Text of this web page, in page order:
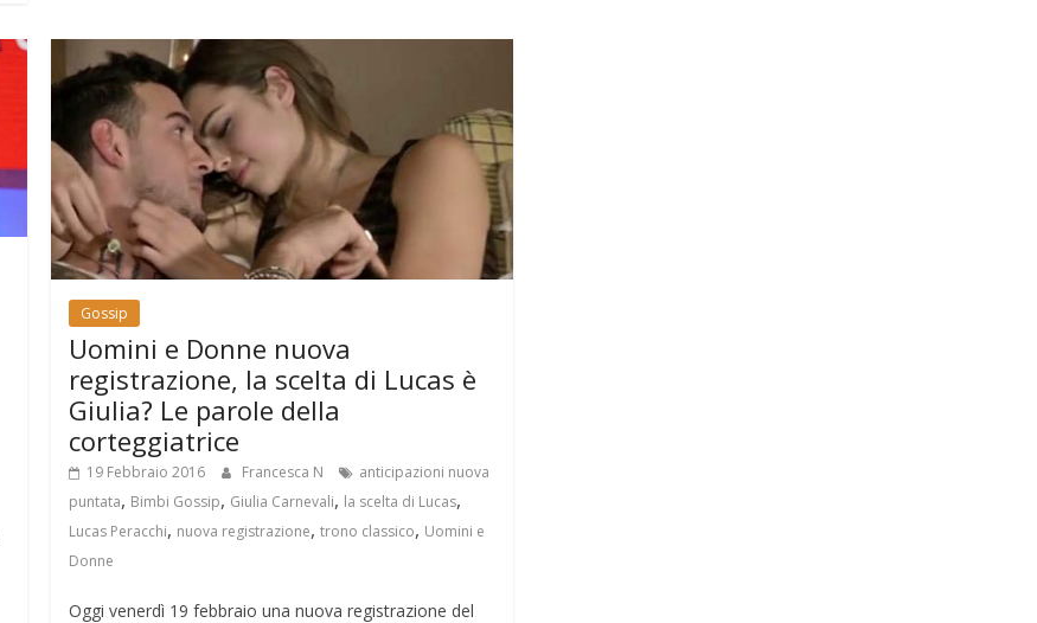
Gossip
Uomini e Donne nuova
registrazione, la scelta di Lucas è
Giulia? Le parole della
corteggiatrice
19 Febbraio 2016 Francesca N
anticipazioni nuova
puntata, Bimbi Gossip, Giulia Carnevali, la scelta di Lucas,
Lucas Peracchi, nuova registrazione,trono classico, Uomini e
Donne
Oggi venerdì 19 febbraio una nuova registrazione del